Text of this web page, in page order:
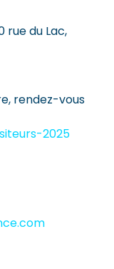
rue du Lac,
rendez-vous
2025